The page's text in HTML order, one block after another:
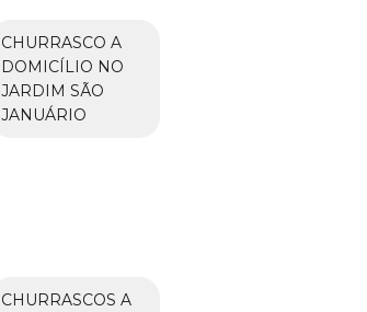
CHURRASCO A
DOMICÍLIO NO
JARDIM SÃO
JANUÁRIO
CHURRASCOS A